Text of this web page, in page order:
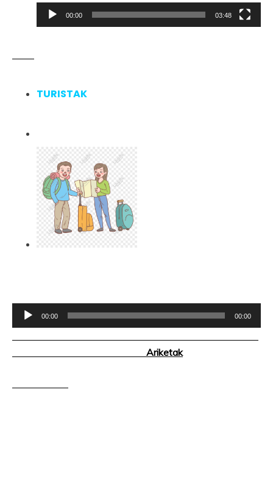
00:00 03:48
TURISTAK
Soinu
erreproduzigailua
00:00 00:00
Ariketak